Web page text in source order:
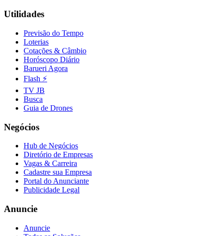
Utilidades
Previsão do Tempo
Loterias
Cotações & Câmbio
Horóscopo Diário
Barueri Agora
Flash ⚡
TV JB
Busca
Guia de Drones
Negócios
Hub de Negócios
Diretório de Empresas
Vagas & Carreira
Cadastre sua Empresa
Portal do Anunciante
Publicidade Legal
Anuncie
Anuncie